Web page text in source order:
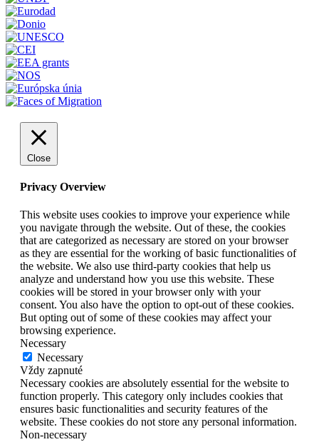
Close
Privacy Overview
This website uses cookies to improve your experience while
you navigate through the website. Out of these, the cookies
that are categorized as necessary are stored on your browser
as they are essential for the working of basic functionalities of
the website. We also use third-party cookies that help us
analyze and understand how you use this website. These
cookies will be stored in your browser only with your
consent. You also have the option to opt-out of these cookies.
But opting out of some of these cookies may affect your
browsing experience.
Necessary
Necessary
Vždy zapnuté
Necessary cookies are absolutely essential for the website to
function properly. This category only includes cookies that
ensures basic functionalities and security features of the
website. These cookies do not store any personal information.
Non-necessary